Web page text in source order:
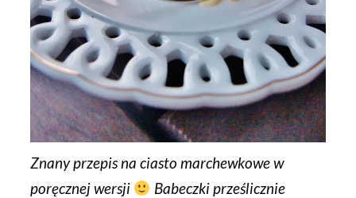
Znany przepis na ciasto marchewkowew
poręcznej wersji
Babeczki prześlicznie